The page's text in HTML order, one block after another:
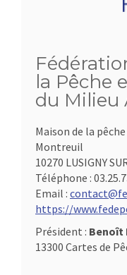
la Pêche
du Milieu
Maison de la
Montreuil
10270 LUSIGNY
Téléphone :
Email :
https://
Président : Benoît
13300 Cartes de